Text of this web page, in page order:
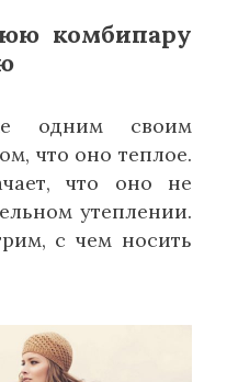
комбипару
одним своим
что оно теплое.
что оно не
утеплении.
с чем носить